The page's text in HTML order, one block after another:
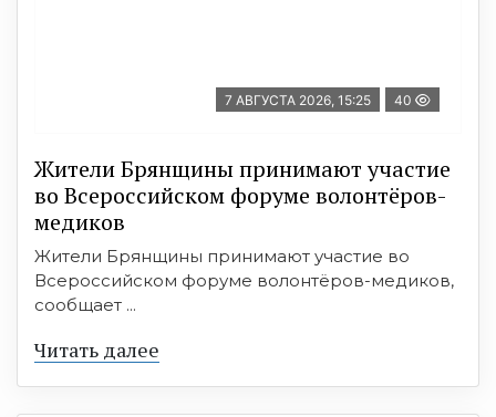
7 АВГУСТА 2026, 15:25 40
Жители Брянщины принимают участие
во Всероссийском форуме волонтёров-
медиков
Жители Брянщины принимают участие во
Всероссийском форуме волонтёров-медиков,
сообщает ...
Читать далее